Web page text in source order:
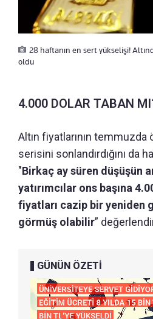
28 haftanın en sert yükselişi!
oldu
4.000 DOLAR TABAN
Altın fiyatlarının temmuzda
serisini sonlandırdığını da
"Birkaç ay süren düşüşün
yatırımcılar ons başına
fiyatları cazip bir yeniden
görmüş olabilir”
GÜNÜN ÖZETİ